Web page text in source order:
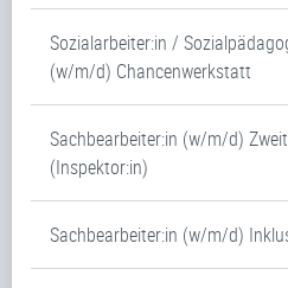
Sozialarbeiter:in /
(w/m/d) Chancenwerkstatt
Sachbearbeiter:in (w/m/d)
(Inspektor:in)
Sachbearbeiter:in (w/m/d)